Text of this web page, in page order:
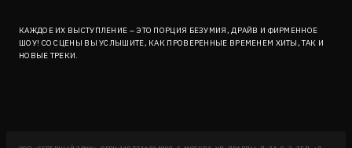
КАЖДОЕ ИХ ВЫСТУПЛЕНИЕ – ЭТО ПОРЦИЯ БЕЗУМИЯ, ДРАЙВ И ФИРМЕННОЕ
ШОУ! СО СЦЕНЫ ВЫ УСЛЫШИТЕ, КАК ПРОВЕРЕННЫЕ ВРЕМЕНЕМ ХИТЫ, ТАК И
НОВЫЕ ТРЕКИ.